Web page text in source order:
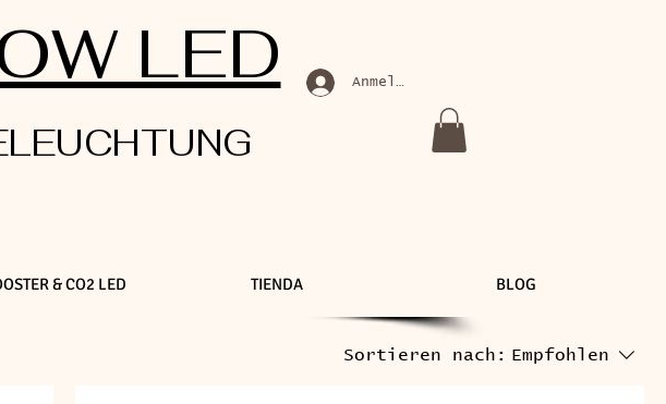
LED Anmelden
& CO2 LED TIENDA BLOG
Sortieren nach: Empfohlen